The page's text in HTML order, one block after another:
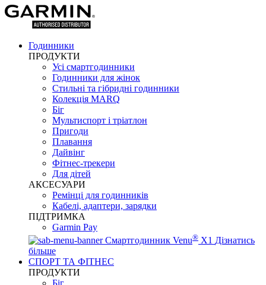
Годинники
ПРОДУКТИ
Усі смартгодинники
Годинники для жінок
Стильні та гібридні годинники
Колекція MARQ
Біг
Мультиспорт і тріатлон
Пригоди
Плавання
Дайвінг
Фітнес-трекери
Для дітей
АКСЕСУАРИ
Ремінці для годинників
Кабелі, адаптери, зарядки
ПІДТРИМКА
Garmin Pay
Смартгодинник Venu® X1 Дізнатись
більше
СПОРТ ТА ФІТНЕС
ПРОДУКТИ